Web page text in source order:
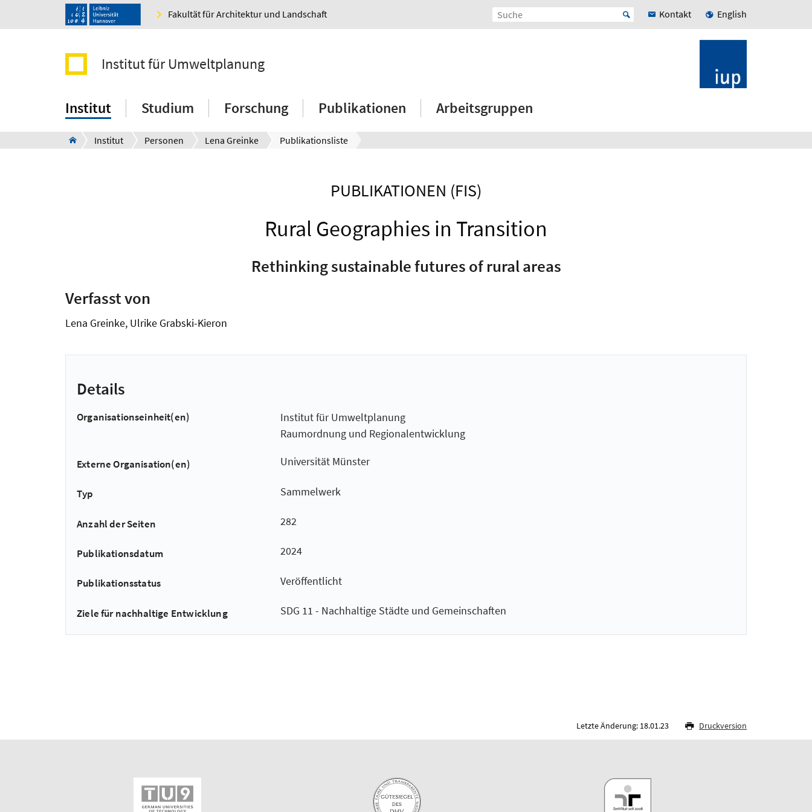
Fakultät für Architektur und Landschaft Kontakt English
Institut für Umweltplanung
Institut Studium Forschung Publikationen Arbeitsgruppen
Institut Personen Lena Greinke Publikationsliste
PUBLIKATIONEN (FIS)
Rural Geographies in Transition
Rethinking sustainable futures of rural areas
Verfasst von
Lena Greinke, Ulrike Grabski-Kieron
Details
Organisationseinheit(en)
Institut für Umweltplanung
Raumordnung und Regionalentwicklung
Externe Organisation(en) Universität Münster
Typ Sammelwerk
Anzahl der Seiten 282
Publikationsdatum 2024
Publikationsstatus Veröffentlicht
Ziele für nachhaltige Entwicklung SDG 11 - Nachhaltige Städte und Gemeinschaften
Letzte Änderung: 18.01.23 Druckversion